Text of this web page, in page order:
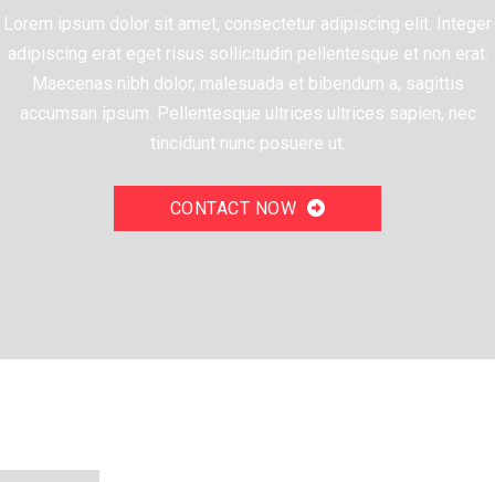
Lorem ipsum dolor sit amet, consectetur adipiscing elit. Integer
adipiscing erat eget risus sollicitudin pellentesque et non erat.
Maecenas nibh dolor, malesuada et bibendum a, sagittis
accumsan ipsum. Pellentesque ultrices ultrices sapien, nec
tincidunt nunc posuere ut.
CONTACT NOW